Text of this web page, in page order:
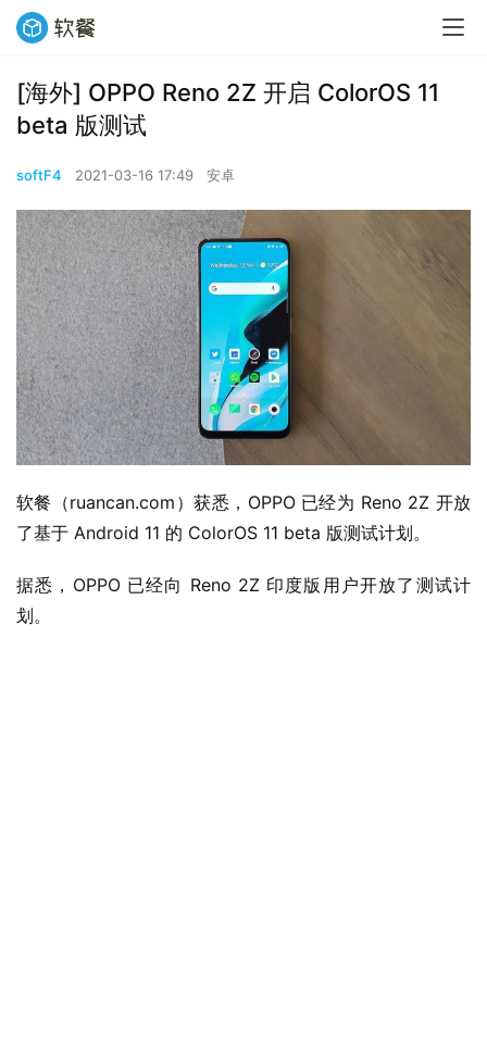
[海外] OPPO Reno 2Z 开启 ColorOS 11
beta 版测试
softF4 2021-03-16 17:49 安卓
软餐（ruancan.com）获悉，OPPO 已经为 Reno 2Z 开放
了基于 Android 11 的 ColorOS 11 beta 版测试计划。
据悉，OPPO 已经向 Reno 2Z 印度版用户开放了测试计
划。